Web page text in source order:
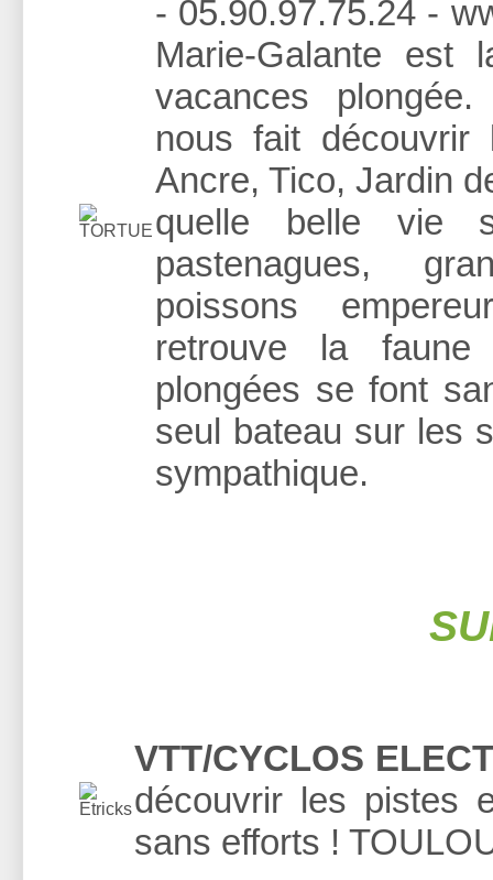
- 05.90.97.75.24 -
Marie-Galante est
vacances
nous fait
Ancre, Tico, Jardin
quelle belle vie
pastenagues,
poissons
retrouve la
plongées se font
seul bateau sur les
sympathique.
VTT/CYCLOS
découvrir les pistes
sans efforts !